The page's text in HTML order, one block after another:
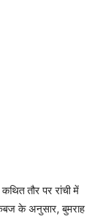
तौर पर रांची में
के अनुसार, बुमराह